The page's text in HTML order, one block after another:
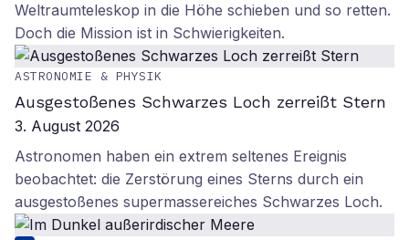
Weltraumteleskop in die Höhe schieben und so retten.
Doch die Mission ist in Schwierigkeiten.
ASTRONOMIE & PHYSIK
Ausgestoßenes Schwarzes Loch zerreißt Stern
3. August 2026
Astronomen haben ein extrem seltenes Ereignis
beobachtet: die Zerstörung eines Sterns durch ein
ausgestoßenes supermassereiches Schwarzes Loch.